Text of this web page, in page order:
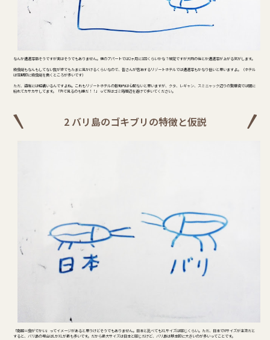
なんか遭遇率高そうですが実はそうでもありません。僕のアパートでは2ヶ月に1回くらいかな？感覚ですが大雨の後とか遭遇率が上がる気がします。
殺虫剤もなんもしてない我が家でもたまに見かけるくらいなので、皆さんが宿泊するリゾートホテルでは遭遇率もかなり低いと思いますよ。（ホテル
は定期的に殺虫剤を撒くところが多いです）
ただ、道端には結構いるんですよね。これもリゾートホテルの敷地内は心配ないと思いますが、クタ、レギャン、スミニャック辺りの繁華街では闇に
紛れてカサカサしてます。「外で見るのも嫌だ！！」って方はゴミ箱周辺を避けて歩いてください。
2 バリ島のゴキブリの特徴と仮説
「南国＝虫がでかい」ってイメージがあると思うけどそうでもありません。日本と比べてもXLサイズは同じくらい。ただ、日本でMサイズが主流だと
すると、バリ島の場合はLかXLが最も多いです。だから最大サイズは日本と同じだけど、バリ島は基本的に大きいのが多いってことです。